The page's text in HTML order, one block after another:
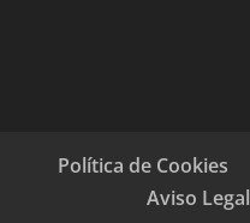
Política de Cookies
Aviso Legal